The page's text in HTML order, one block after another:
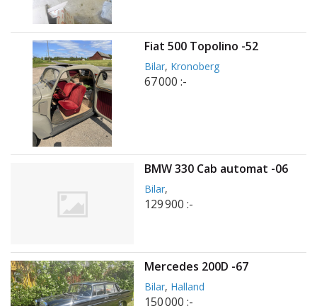
Fiat 500 Topolino -52
Bilar, Kronoberg
67 000 :-
BMW 330 Cab automat -06
Bilar,
129 900 :-
Mercedes 200D -67
Bilar, Halland
150 000 :-